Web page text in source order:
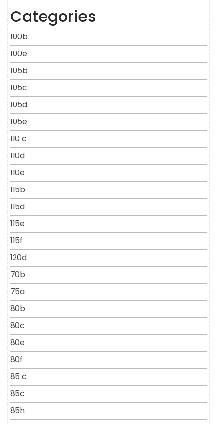
Categories
100b
100e
105b
105c
105d
105e
110 c
110d
110e
115b
115d
115e
115f
120d
70b
75a
80b
80c
80e
80f
85 c
85c
85h